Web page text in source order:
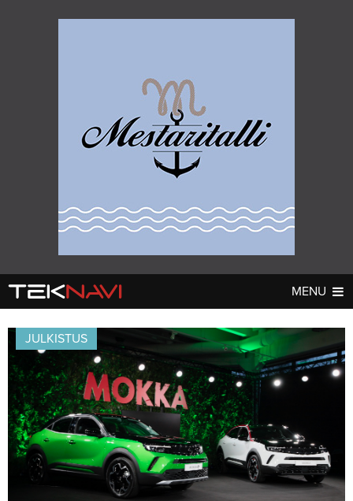
MENU
AUTOT▼
UUTISET
JULKISTUKSET
AJETUT
KOMMENTTI
DIGI▼
UUTISET
JULKISTUKSET
HUHUT
TESTIT
KOMMENTTI
VIDEOT
KILPAILUT
VIDEOT
TV-OHJELMA
JULKISTUS